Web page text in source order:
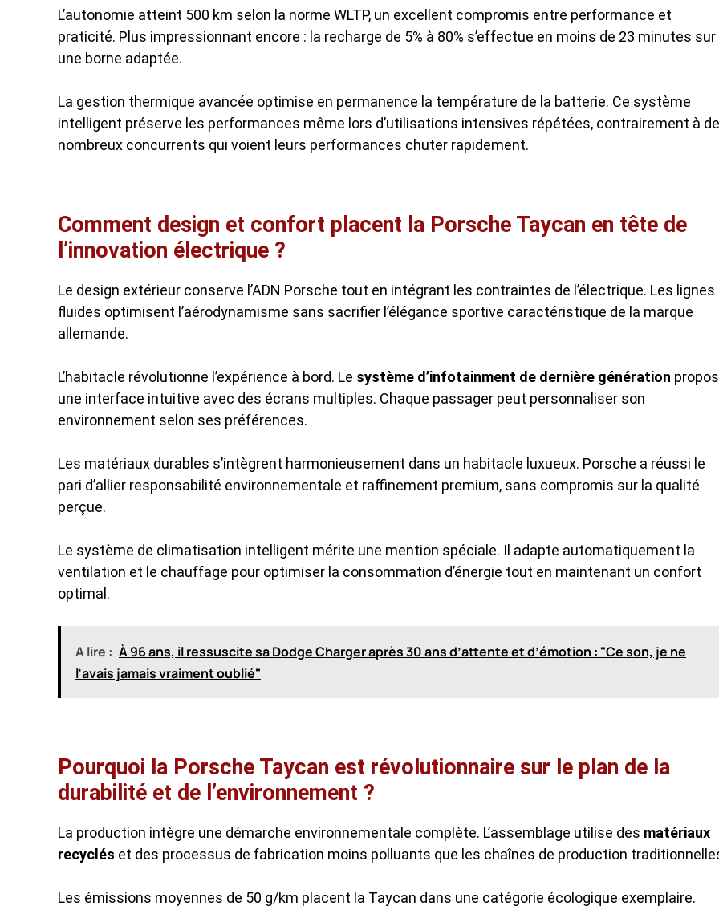
L’autonomie atteint 500 km selon la norme WLTP, un excellent compromis entre performance et
praticité. Plus impressionnant encore : la recharge de 5% à 80% s’effectue en moins de 23 minutes sur
une borne adaptée.
La gestion thermique avancée optimise en permanence la température de la batterie. Ce système
intelligent préserve les performances même lors d’utilisations intensives répétées, contrairement à de
nombreux concurrents qui voient leurs performances chuter rapidement.
Comment design et confort placent la Porsche Taycan en tête de
l’innovation électrique ?
Le design extérieur conserve l’ADN Porsche tout en intégrant les contraintes de l’électrique. Les lignes
fluides optimisent l’aérodynamisme sans sacrifier l’élégance sportive caractéristique de la marque
allemande.
L’habitacle révolutionne l’expérience à bord. Le système d’infotainment de dernière génération
une interface intuitive avec des écrans multiples. Chaque passager peut personnaliser son
environnement selon ses préférences.
Les matériaux durables s’intègrent harmonieusement dans un habitacle luxueux. Porsche a réussi le
pari d’allier responsabilité environnementale et raffinement premium, sans compromis sur la qualité
perçue.
Le système de climatisation intelligent mérite une mention spéciale. Il adapte automatiquement la
ventilation et le chauffage pour optimiser la consommation d’énergie tout en maintenant un confort
optimal.
A lire : À 96 ans, il ressuscite sa Dodge Charger après 30 ans d’attente et d’émotion : "Ce son, je ne
l’avais jamais vraiment oublié"
Pourquoi la Porsche Taycan est révolutionnaire sur le plan de la
durabilité et de l’environnement ?
La production intègre une démarche environnementale complète. L’assemblage utilise des matériaux
recyclés et des processus de fabrication moins polluants que les chaînes de production
Les émissions moyennes de 50 g/km placent la Taycan dans une catégorie écologique exemplaire.